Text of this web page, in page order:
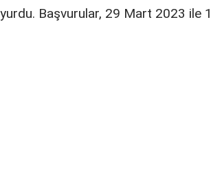
Başvurular, 29 Mart 2023 ile